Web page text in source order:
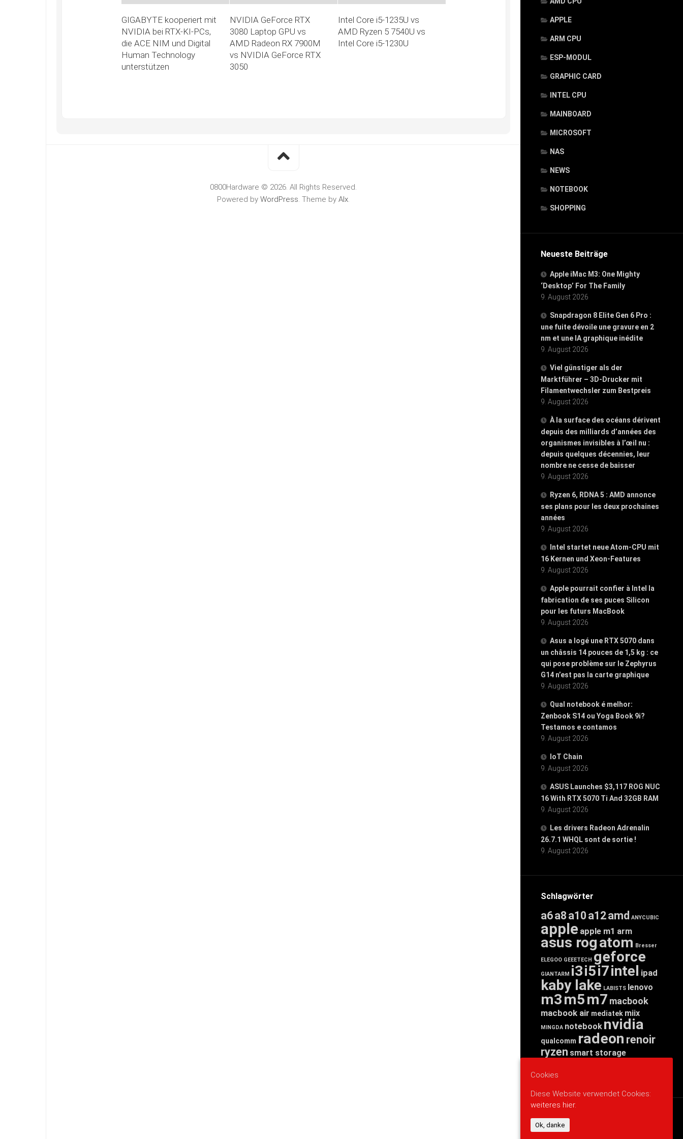
APPLE
ARM CPU
ESP-MODUL
GRAPHIC CARD
INTEL CPU
MAINBOARD
MICROSOFT
NAS
NEWS
NOTEBOOK
SHOPPING
Neueste Beiträge
Apple iMac M3: One Mighty
‘Desktop’ For The Family
9. August 2026
Snapdragon 8 Elite Gen 6 Pro :
une fuite dévoile une gravure en 2
nm et une IA graphique inédite
9. August 2026
Viel günstiger als der
Marktführer – 3D-Drucker mit
Filamentwechsler zum Bestpreis
9. August 2026
À la surface des océans dérivent
depuis des milliards d’années des
organismes invisibles à l’œil nu :
depuis quelques décennies, leur
nombre ne cesse de baisser
9. August 2026
Ryzen 6, RDNA 5 : AMD annonce
ses plans pour les deux prochaines
années
9. August 2026
Intel startet neue Atom-CPU mit
16 Kernen und Xeon-Features
9. August 2026
Apple pourrait confier à Intel la
fabrication de ses puces Silicon
pour les futurs MacBook
9. August 2026
Asus a logé une RTX 5070 dans
un châssis 14 pouces de 1,5 kg : ce
qui pose problème sur le Zephyrus
G14 n’est pas la carte graphique
9. August 2026
Qual notebook é melhor:
Zenbook S14 ou Yoga Book 9i?
Testamos e contamos
9. August 2026
IoT Chain
9. August 2026
ASUS Launches $3,117 ROG NUC
16 With RTX 5070 Ti And 32GB RAM
9. August 2026
Les drivers Radeon Adrenalin
26.7.1 WHQL sont de sortie !
9. August 2026
Schlagwörter
a6a8 a10 a12amd ANYCUBIC
apple apple m1 arm
asus rogatom Bresser
ELEGOO GEEETECH geforce
GIANTARM i3i5i7intel ipad
kaby lake LABISTS lenovo
m3m5m7 macbook
macbook air mediatek miix
MINGDA notebook nvidia
qualcomm radeon renoir
ryzen smart storage
threadripper
WERBUNG
GIGABYTE kooperiert mit
NVIDIA bei RTX-KI-PCs,
die ACE NIM und Digital
Human Technology
unterstützen
NVIDIA GeForce RTX
3080 Laptop GPU vs
AMD Radeon RX 7900M
vs NVIDIA GeForce RTX
3050
Intel Core i5-1235U vs
AMD Ryzen 5 7540U vs
Intel Core i5-1230U
0800Hardware © 2026. All Rights Reserved.
Powered by WordPress. Theme by Alx.
Cookies
Diese Website verwendet Cookies:
weiteres hier.
Ok, danke